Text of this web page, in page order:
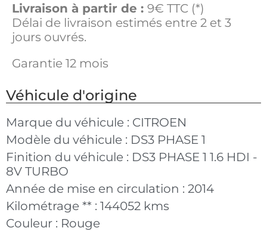
Livraison à partir de : 9€ TTC (*)
Délai de livraison estimés entre 2 et 3
jours ouvrés.
Garantie 12 mois
Véhicule d'origine
Marque du véhicule : CITROEN
Modèle du véhicule : DS3 PHASE 1
Finition du véhicule : DS3 PHASE 1 1.6 HDI -
8V TURBO
Année de mise en circulation : 2014
Kilométrage ** : 144052 kms
Couleur : Rouge